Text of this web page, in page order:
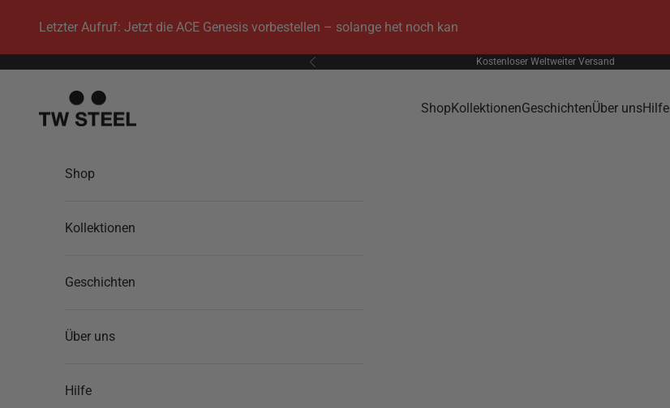
Letzter Aufruf: Jetzt die ACE Genesis vorbestellen – solange het noch kan
Zurück Kostenloser Weltweiter Versand
TW Steel
ShopKollektionenGeschichtenÜber unsHilfe
Shop
Kollektionen
Geschichten
Über uns
Hilfe